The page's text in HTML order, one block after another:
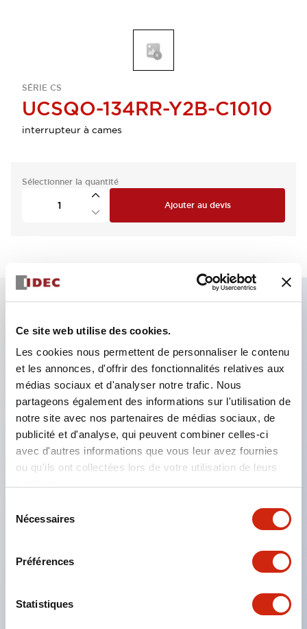
Ce site web utilise des cookies.
Les cookies nous permettent de personnaliser le contenu
et les annonces, d'offrir des fonctionnalités relatives aux
médias sociaux et d'analyser notre trafic. Nous
partageons également des informations sur l'utilisation de
notre site avec nos partenaires de médias sociaux, de
publicité et d'analyse, qui peuvent combiner celles-ci
avec d'autres informations que vous leur avez fournies
ou qu'ils ont collectées lors de votre utilisation de leurs
Nécessaires
Préférences
Statistiques
SÉRIE CS
UCSQO-134RR-Y2B-C1010
interrupteur à cames
Sélectionner la quantité
Ajouter au devis
Caractéristiques clés
Le commutateur à came de type CS est un
interrupteur de commande pratique et polyvalent,
adapté à l'ouverture, la fermeture et le changement
d'appareils.
72 types de circuits standard disponibles
Différentes configurations de contacts possibles
grâce à la combinaison de 6 types et du nombre
Prise en charge jusqu'à 6 étages et 12 contacts
de l'état des contacts, commandes à poignée,
Poignées disponibles en 6 types